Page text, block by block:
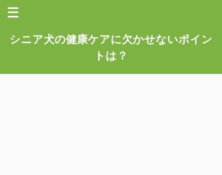
シニア犬の健康ケアに欠かせないポイン
トは？